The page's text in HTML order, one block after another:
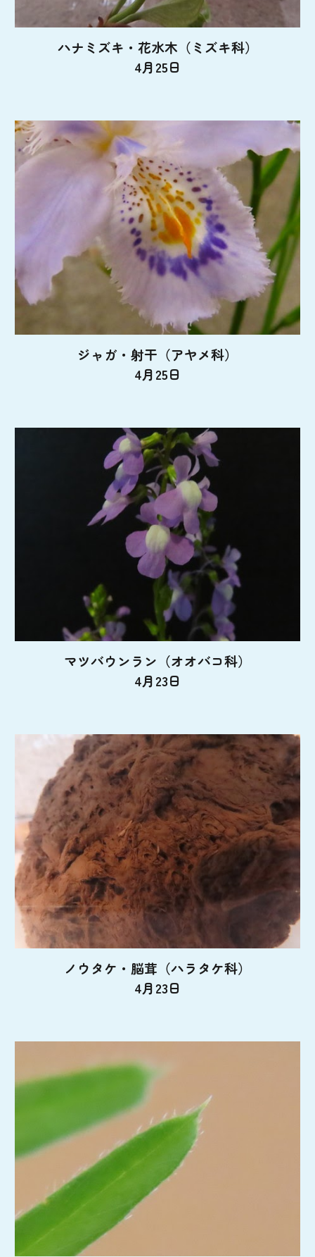
ハナミズキ・花水木（ミズキ科）
4月25日
ジャガ・射干（アヤメ科）
4月25日
マツバウンラン（オオバコ科）
4月23日
ノウタケ・脳茸（ハラタケ科）
4月23日